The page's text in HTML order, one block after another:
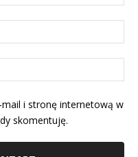
i stronę internetową w
skomentuję.